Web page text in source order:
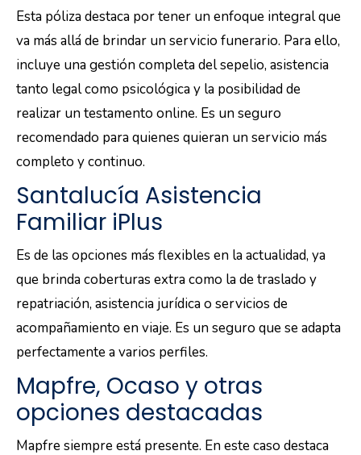
Esta póliza destaca por tener un enfoque integral que
va más allá de brindar un servicio funerario. Para ello,
incluye una gestión completa del sepelio, asistencia
tanto legal como psicológica y la posibilidad de
realizar un testamento online. Es un seguro
recomendado para quienes quieran un servicio más
completo y continuo.
Santalucía Asistencia
Familiar iPlus
Es de las opciones más flexibles en la actualidad, ya
que brinda coberturas extra como la de traslado y
repatriación, asistencia jurídica o servicios de
acompañamiento en viaje. Es un seguro que se adapta
perfectamente a varios perfiles.
Mapfre, Ocaso y otras
opciones destacadas
Mapfre siempre está presente. En este caso destaca